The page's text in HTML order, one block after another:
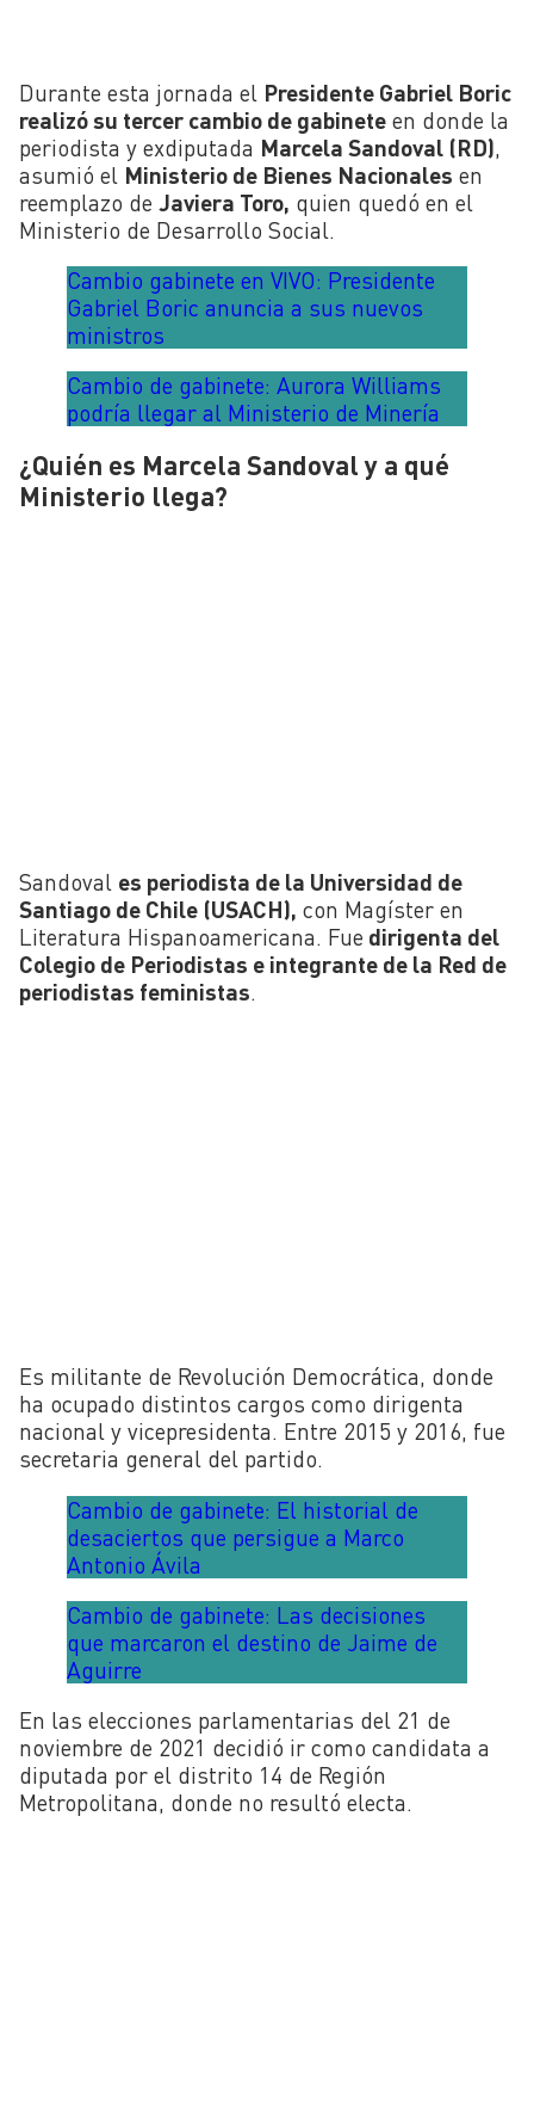
Durante esta jornada el Presidente Gabriel Boric
realizó su tercer cambio de gabinete en donde la
periodista y exdiputada Marcela Sandoval (RD)
asumió el Ministerio de Bienes Nacionales en
reemplazo de Javiera Toro, quien quedó en el
Ministerio de Desarrollo Social.
Cambio gabinete en VIVO: Presidente
Gabriel Boric anuncia a sus nuevos
ministros
Cambio de gabinete: Aurora Williams
podría llegar al Ministerio de Minería
¿Quién es Marcela Sandoval y a qué
Ministerio llega?
Sandoval es periodista de la Universidad de
Santiago de Chile (USACH), con Magíster en
Literatura Hispanoamericana. Fue dirigenta del
Colegio de Periodistas e integrante de la Red de
periodistas feministas.
Es militante de Revolución Democrática, donde
ha ocupado distintos cargos como dirigenta
nacional y vicepresidenta. Entre 2015 y 2016, fue
secretaria general del partido.
Cambio de gabinete: El historial de
desaciertos que persigue a Marco
Antonio Ávila
Cambio de gabinete: Las decisiones
que marcaron el destino de Jaime de
Aguirre
En las elecciones parlamentarias del 21 de
noviembre de 2021 decidió ir como candidata a
diputada por el distrito 14 de Región
Metropolitana, donde no resultó electa.